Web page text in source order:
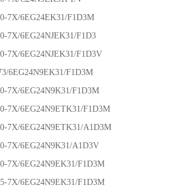
7X/6EG24EK31/F1D3M
7X/6EG24NJEK31/F1D3
7X/6EG24NJEK31/F1D3V
6EG24N9EK31/F1D3M
7X/6EG24N9K31/F1D3M
7X/6EG24N9ETK31/F1D3M
7X/6EG24N9ETK31/A1D3M
7X/6EG24N9K31/A1D3V
7X/6EG24N9EK31/F1D3M
7X/6EG24N9EK31/F1D3M